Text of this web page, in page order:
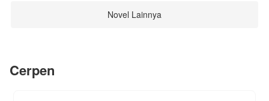
desa, membawa Arisa untuk ikut tinggal
dengannya ke desa. Saat itulah kehidupan Arisa
Novel Lainnya
Cerpen